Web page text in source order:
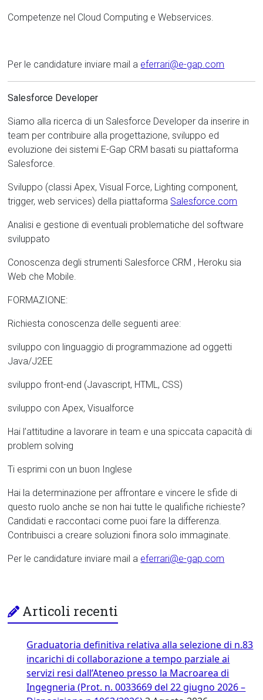
Competenze nel Cloud Computing e Webservices.
Per le candidature inviare mail a eferrari@e-gap.com
Salesforce Developer
Siamo alla ricerca di un Salesforce Developer da inserire in
team per contribuire alla progettazione, sviluppo ed
evoluzione dei sistemi E-Gap CRM basati su piattaforma
Salesforce.
Sviluppo (classi Apex, Visual Force, Lighting component,
trigger, web services) della piattaforma Salesforce.com
Analisi e gestione di eventuali problematiche del software
sviluppato
Conoscenza degli strumenti Salesforce CRM , Heroku sia
Web che Mobile.
FORMAZIONE:
Richiesta conoscenza delle seguenti aree:
sviluppo con linguaggio di programmazione ad oggetti
Java/J2EE
sviluppo front-end (Javascript, HTML, CSS)
sviluppo con Apex, Visualforce
Hai l’attitudine a lavorare in team e una spiccata capacità di
problem solving
Ti esprimi con un buon Inglese
Hai la determinazione per affrontare e vincere le sfide di
questo ruolo anche se non hai tutte le qualifiche richieste?
Candidati e raccontaci come puoi fare la differenza.
Contribuisci a creare soluzioni finora solo immaginate.
Per le candidature inviare mail a eferrari@e-gap.com
Articoli recenti
Graduatoria definitiva relativa alla selezione di n.83
incarichi di collaborazione a tempo parziale ai
servizi resi dall’Ateneo presso la Macroarea di
Ingegneria (Prot. n. 0033669 del 22 giugno 2026 –